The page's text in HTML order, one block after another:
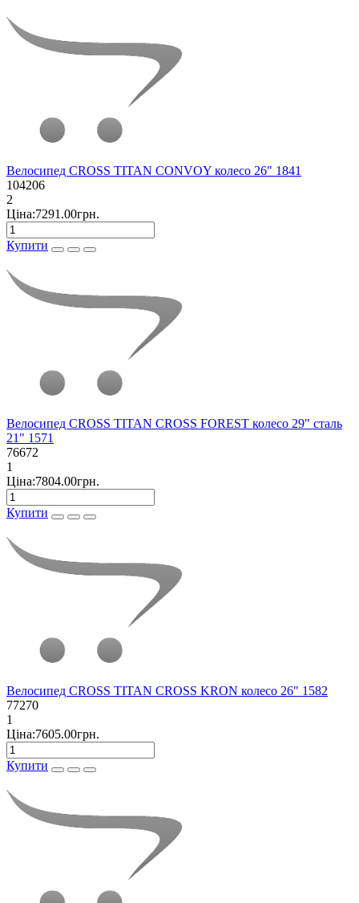
Велосипед CROSS TITAN CONVOY колесо 26" 1841
104206
2
Ціна:7291.00грн.
Купити
Велосипед CROSS TITAN CROSS FOREST колесо 29" сталь
21" 1571
76672
1
Ціна:7804.00грн.
Купити
Велосипед CROSS TITAN CROSS KRON колесо 26" 1582
77270
1
Ціна:7605.00грн.
Купити